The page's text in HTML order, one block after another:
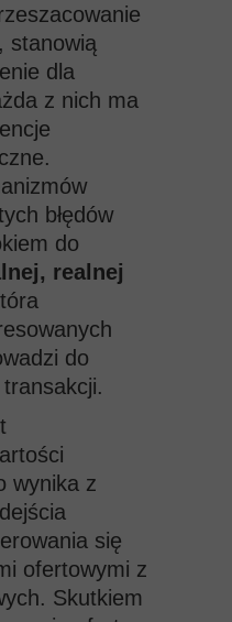
stanowią
dla
z nich ma
błędów
do
realnej
do
wynika z
się
ofertowymi z
Skutkiem